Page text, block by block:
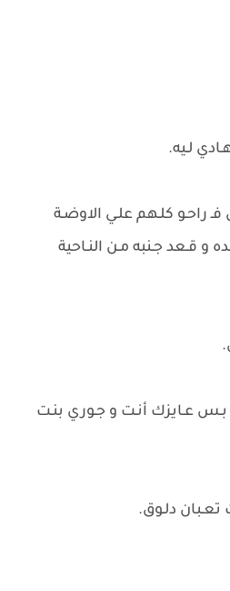
لـيه.
راحـو كلـهم علـي الاوضـة
و قـعد جـنبه مـن النـاحية
بـس عـايزك أنـت و جـوري بنـت
تعـبان دلـوق.